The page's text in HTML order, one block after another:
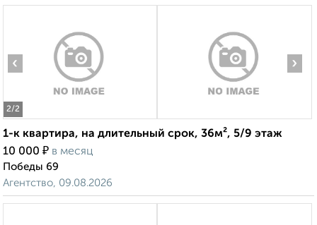
2/2
‹ ›
1-к квартира, на длительный срок, 36м², 5/9 этаж
10 000 ₽ в месяц
Победы 69
Агентство, 09.08.2026